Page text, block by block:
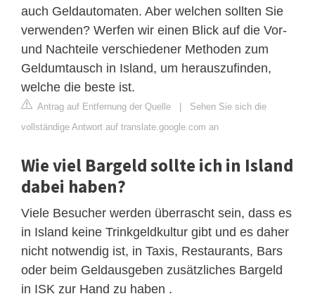
auch Geldautomaten. Aber welchen sollten Sie
verwenden? Werfen wir einen Blick auf die Vor-
und Nachteile verschiedener Methoden zum
Geldumtausch in Island, um herauszufinden,
welche die beste ist.
Antrag auf Entfernung der Quelle | Sehen Sie sich die
vollständige Antwort auf translate.google.com an
Wie viel Bargeld sollte ich in Island
dabei haben?
Viele Besucher werden überrascht sein, dass es
in Island keine Trinkgeldkultur gibt und es daher
nicht notwendig ist, in Taxis, Restaurants, Bars
oder beim Geldausgeben zusätzliches Bargeld
in ISK zur Hand zu haben .